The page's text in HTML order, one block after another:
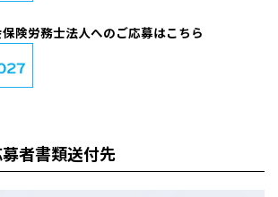
険労務士法人へのご応募はこちら
者書類送付先